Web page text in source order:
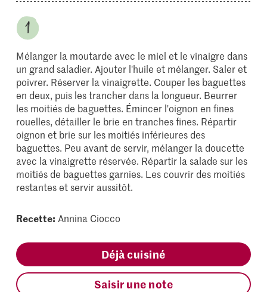
Mélanger la moutarde avec le miel et le vinaigre dans
un grand saladier. Ajouter l'huile et mélanger. Saler et
poivrer. Réserver la vinaigrette. Couper les baguettes
en deux, puis les trancher dans la longueur. Beurrer
les moitiés de baguettes. Émincer l'oignon en fines
rouelles, détailler le brie en tranches fines. Répartir
oignon et brie sur les moitiés inférieures des
baguettes. Peu avant de servir, mélanger la doucette
avec la vinaigrette réservée. Répartir la salade sur les
moitiés de baguettes garnies. Les couvrir des moitiés
restantes et servir aussitôt.
Recette: Annina Ciocco
Déjà cuisiné
Saisir une note